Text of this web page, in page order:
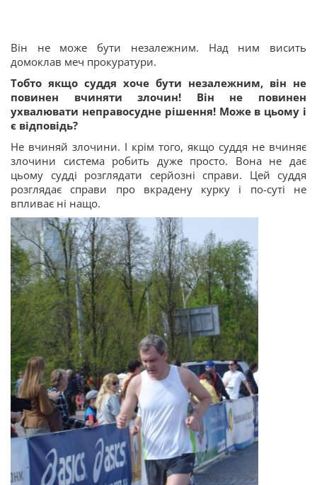
Він не може бути незалежним. Над ним висить
домоклав меч прокуратури.
Тобто якщо суддя хоче бути незалежним, він не
повинен вчиняти злочин! Він не повинен
ухвалювати неправосудне рішення! Може в цьому і
є відповідь?
Не вчиняй злочини. І крім того, якщо суддя не вчиняє
злочини система робить дуже просто. Вона не дає
цьому судді розглядати серйозні справи. Цей суддя
розглядає справи про вкрадену курку і по-суті не
впливає ні нащо.